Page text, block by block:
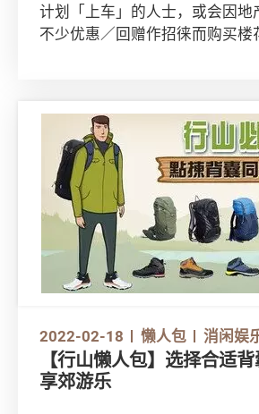
计划「上车」的人士，或会因地
不少优惠／回赠作招徕而购买楼
中作出最合适的选择。
2022-02-18 懒人包 消闲娱
【行山懒人包】选择合适
享郊游乐